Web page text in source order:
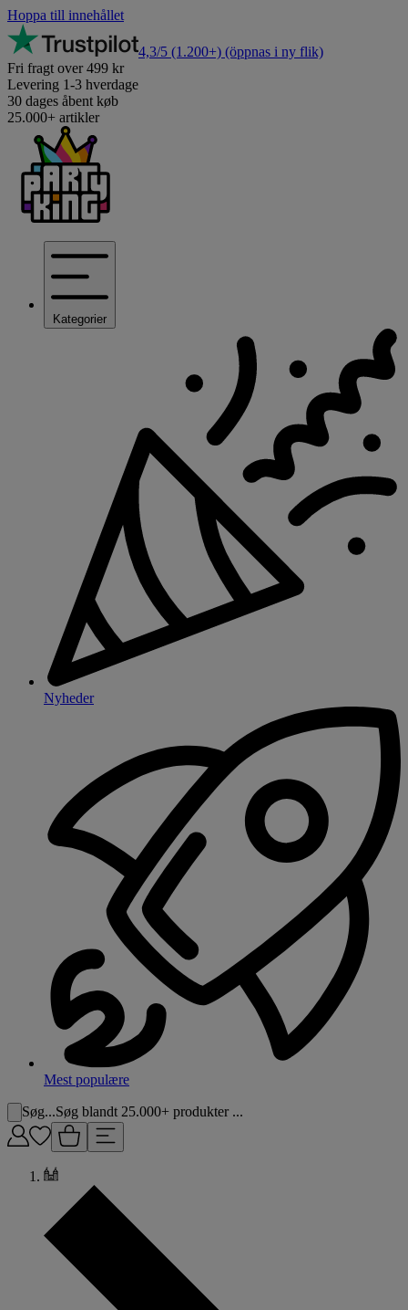
Hoppa till innehållet
4,3/5 (1.200+) (öppnas i ny flik)
Fri fragt over 499 kr
Levering 1-3 hverdage
30 dages åbent køb
25.000+ artikler
Kategorier
Nyheder
Mest populære
Søg...Søg blandt 25.000+ produkter ...